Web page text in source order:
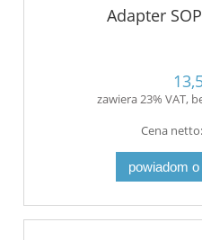
Adapter
zawiera 23% VAT,
Cena netto:
powiadom